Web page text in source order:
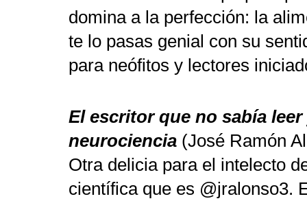
domina a la perfección: la
te lo pasas genial con su
para neófitos y lectores
El escritor que no sabía
neurociencia (José Ramón
Otra delicia para el intelecto
científica que es @jralonso3.